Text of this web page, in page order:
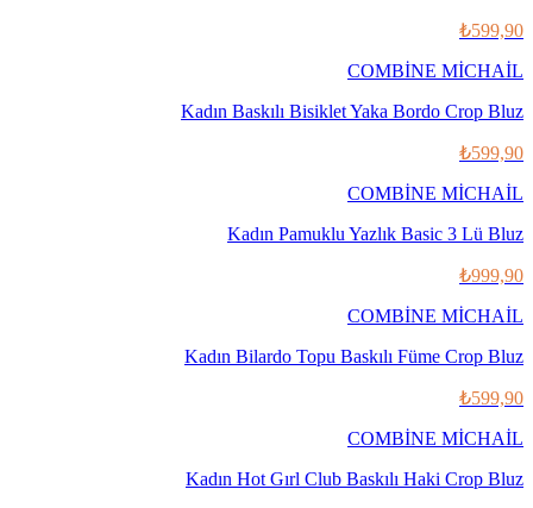
₺599,90
COMBİNE MİCHAİL
Kadın Baskılı Bisiklet Yaka Bordo Crop Bluz
₺599,90
COMBİNE MİCHAİL
Kadın Pamuklu Yazlık Basic 3 Lü Bluz
₺999,90
COMBİNE MİCHAİL
Kadın Bilardo Topu Baskılı Füme Crop Bluz
₺599,90
COMBİNE MİCHAİL
Kadın Hot Gırl Club Baskılı Haki Crop Bluz